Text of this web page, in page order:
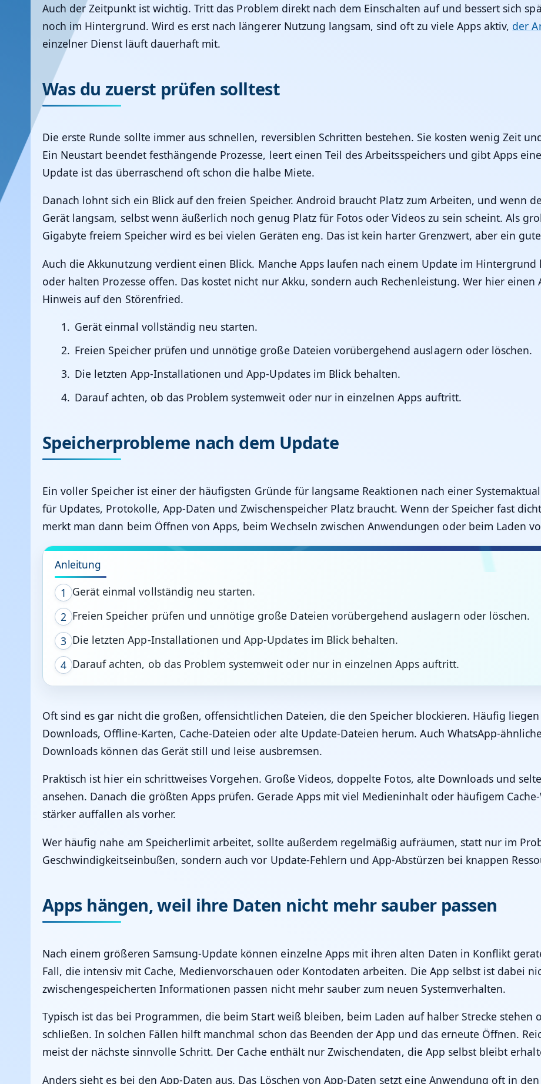
Auch der Zeitpunkt ist wichtig. Tritt das Problem direkt nach dem Einschalten auf und bessert sich
noch im Hintergrund. Wird es erst nach längerer Nutzung langsam, sind oft zu viele Apps aktiv, der
einzelner Dienst läuft dauerhaft mit.
Was du zuerst prüfen solltest
Die erste Runde sollte immer aus schnellen, reversiblen Schritten bestehen. Sie kosten wenig Zeit
Ein Neustart beendet festhängende Prozesse, leert einen Teil des Arbeitsspeichers und gibt Apps
Update ist das überraschend oft schon die halbe Miete.
Danach lohnt sich ein Blick auf den freien Speicher. Android braucht Platz zum Arbeiten, und wenn
Gerät langsam, selbst wenn äußerlich noch genug Platz für Fotos oder Videos zu sein scheint. Als
Gigabyte freiem Speicher wird es bei vielen Geräten eng. Das ist kein harter Grenzwert, aber ein
Auch die Akkunutzung verdient einen Blick. Manche Apps laufen nach einem Update im
oder halten Prozesse offen. Das kostet nicht nur Akku, sondern auch Rechenleistung. Wer hier
Hinweis auf den Störenfried.
Gerät einmal vollständig neu starten.
Freien Speicher prüfen und unnötige große Dateien vorübergehend auslagern oder löschen.
Die letzten App-Installationen und App-Updates im Blick behalten.
Darauf achten, ob das Problem systemweit oder nur in einzelnen Apps auftritt.
Speicherprobleme nach dem Update
Ein voller Speicher ist einer der häufigsten Gründe für langsame Reaktionen nach einer
für Updates, Protokolle, App-Daten und Zwischenspeicher Platz braucht. Wenn der Speicher fast
merkt man dann beim Öffnen von Apps, beim Wechseln zwischen Anwendungen oder beim Laden
Anleitung
1 Gerät einmal vollständig neu starten.
2 Freien Speicher prüfen und unnötige große Dateien vorübergehend auslagern oder löschen.
3 Die letzten App-Installationen und App-Updates im Blick behalten.
4 Darauf achten, ob das Problem systemweit oder nur in einzelnen Apps auftritt.
Oft sind es gar nicht die großen, offensichtlichen Dateien, die den Speicher blockieren. Häufig
Downloads, Offline-Karten, Cache-Dateien oder alte Update-Dateien herum. Auch WhatsApp-
Downloads können das Gerät still und leise ausbremsen.
Praktisch ist hier ein schrittweises Vorgehen. Große Videos, doppelte Fotos, alte Downloads und
ansehen. Danach die größten Apps prüfen. Gerade Apps mit viel Medieninhalt oder häufigem
stärker auffallen als vorher.
Wer häufig nahe am Speicherlimit arbeitet, sollte außerdem regelmäßig aufräumen, statt nur im
Geschwindigkeitseinbußen, sondern auch vor Update-Fehlern und App-Abstürzen bei knappen
Apps hängen, weil ihre Daten nicht mehr sauber passen
Nach einem größeren Samsung-Update können einzelne Apps mit ihren alten Daten in Konflikt
Fall, die intensiv mit Cache, Medienvorschauen oder Kontodaten arbeiten. Die App selbst ist dabei
zwischengespeicherten Informationen passen nicht mehr sauber zum neuen Systemverhalten.
Typisch ist das bei Programmen, die beim Start weiß bleiben, beim Laden auf halber Strecke stehen
schließen. In solchen Fällen hilft manchmal schon das Beenden der App und das erneute Öffnen.
meist der nächste sinnvolle Schritt. Der Cache enthält nur Zwischendaten, die App selbst bleibt
Anders sieht es bei den App-Daten aus. Das Löschen von App-Daten setzt eine Anwendung oft in